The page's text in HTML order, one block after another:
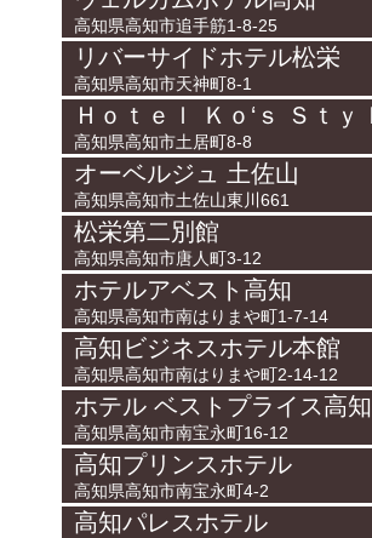
高知県高知市追手筋1-8-25
リバーサイドホテル松栄
高知県高知市天神町8-1
Ｈｏｔｅｌ Ｋｏ‘ｓ Ｓｔｙ
高知県高知市土居町8-8
オーベルジュ 土佐山
高知県高知市土佐山東川661
松栄第二別館
高知県高知市唐人町3-12
ホテルアベスト高知
高知県高知市南はりまや町1-7-14
高知ビジネスホテル本館
高知県高知市南はりまや町2-14-12
ホテル ベストプライス高知
高知県高知市南宝永町16-12
高知プリンスホテル
高知県高知市南宝永町4-2
高知パレスホテル